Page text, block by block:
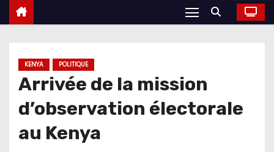
KENYA POLITIQUE
Arrivée de la mission
d’observation électorale
au Kenya